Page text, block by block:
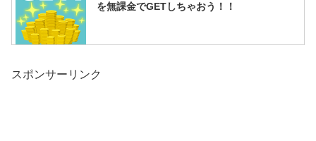
を無課金でGETしちゃおう！！
スポンサーリンク